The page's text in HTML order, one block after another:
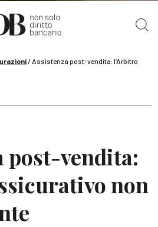
/ 29 settembre
terzi e ruolo della banca
/Assistenza post-vendita: l’Arbitro
post-vendita:
non